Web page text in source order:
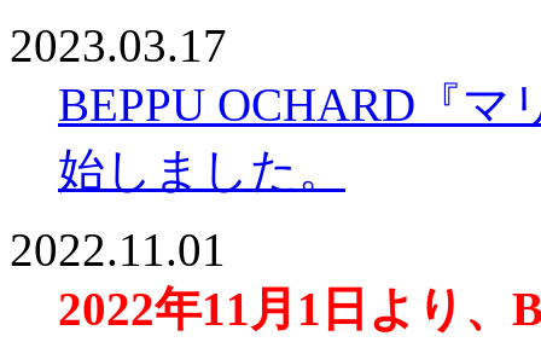
2023.03.17
BEPPU OCHARD『
始しました。
2022.11.01
2022年11月1日より